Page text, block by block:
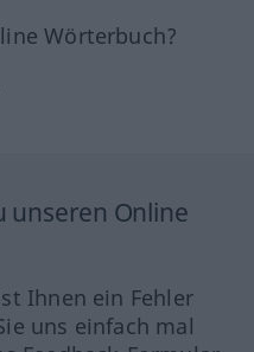
Wörterbuch?
unseren Online
Ihnen ein Fehler
uns einfach mal